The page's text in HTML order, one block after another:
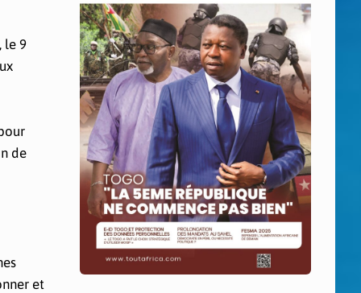
le 9
de
et